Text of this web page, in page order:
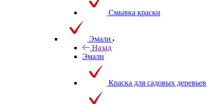
Смывка краски
Эмали
Назад
Эмали
Краска для садовых деревьев